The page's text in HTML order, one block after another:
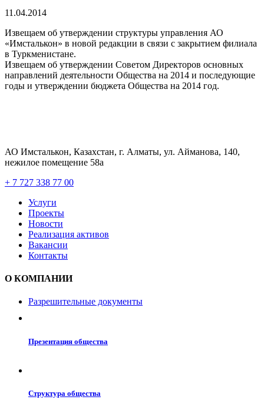
11.04.2014
Извещаем об утверждении структуры управления АО
«Имсталькон» в новой редакции в связи с закрытием филиала
в Туркменистане.
Извещаем об утверждении Советом Директоров основных
направлений деятельности Общества на 2014 и последующие
годы и утверждении бюджета Общества на 2014 год.
АО Имсталькон, Казахстан, г. Алматы, ул. Айманова, 140,
нежилое помещение 58а
+ 7 727 338 77 00
Услуги
Проекты
Новости
Реализация активов
Вакансии
Контакты
О КОМПАНИИ
Разрешительные документы
Презентация общества
Структура общества